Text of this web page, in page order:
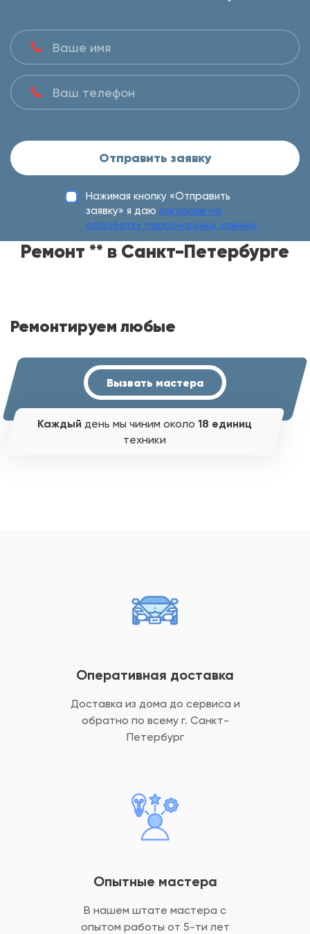
Отправить заявку
Нажимая кнопку «Отправить
заявку» я даю согласие на
обработку персональных данных
Ремонт ** в Санкт-Петербурге
Ремонтируем любые
Вызвать мастера
Каждый день мы чиним около 18 единиц
техники
Оперативная доставка
Доставка из дома до сервиса и
обратно по всему г. Санкт-
Петербург
Опытные мастера
В нашем штате мастера с
опытом работы от 5-ти лет